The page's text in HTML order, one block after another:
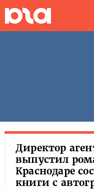
Директор
выпустил
Краснодаре
книги с